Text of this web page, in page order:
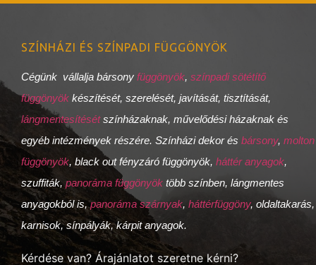
SZÍNHÁZI ÉS SZÍNPADI FÜGGÖNYÖK
Cégünk vállalja bársony függönyök, színpadi sötétítő
függönyök készítését, szerelését, javítását, tisztítását,
lángmentesítésétszínházaknak, művelődési házaknak és
egyéb intézmények részére. Színházi dekor és bársony, molton
függönyök, black out fényzáró függönyök, háttér anyagok,
szuffiták, panoráma függönyök több színben, lángmentes
anyagokból is,panoráma szárnyak, háttérfüggöny, oldaltakarás,
karnisok, sínpályák, kárpit anyagok.
Kérdése van? Árajánlatot szeretne kérni?